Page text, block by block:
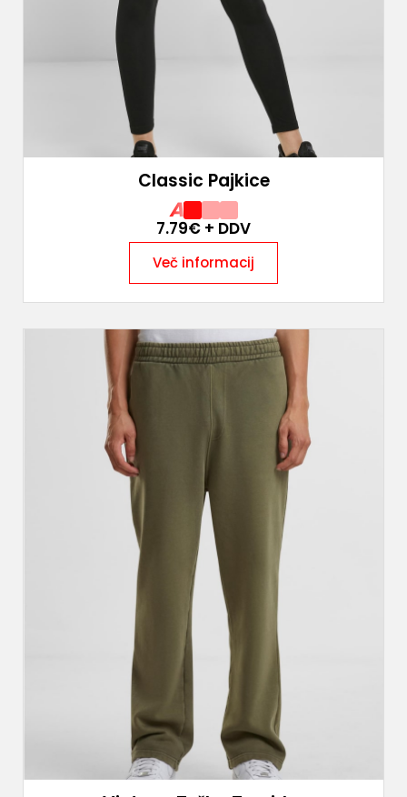
Classic Pajkice
A
7.79€ + DDV
Več informacij